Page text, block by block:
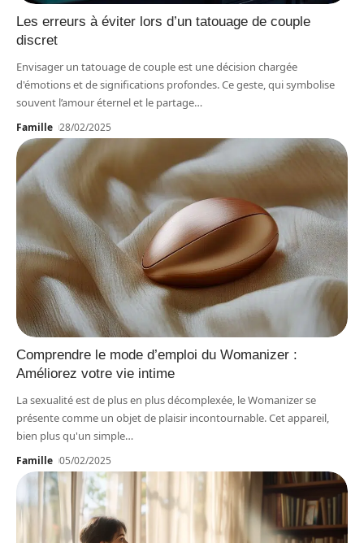
Les erreurs à éviter lors d’un tatouage de couple
discret
Envisager un tatouage de couple est une décision chargée
d'émotions et de significations profondes. Ce geste, qui symbolise
souvent l’amour éternel et le partage…
Famille 28/02/2025
Comprendre le mode d’emploi du Womanizer :
Améliorez votre vie intime
La sexualité est de plus en plus décomplexée, le Womanizer se
présente comme un objet de plaisir incontournable. Cet appareil,
bien plus qu'un simple…
Famille 05/02/2025